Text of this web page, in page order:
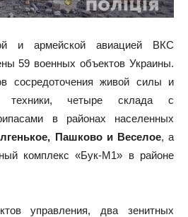
и армейской авиацией ВКС
59 военных объектов Украины.
сосредоточения живой силы и
техники, четыре склада с
в районах населенных
Пашково и Веселое, а
комплекс «Бук-М1» в районе
управления, два зенитных